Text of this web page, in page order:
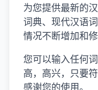
为您提供最新的
词典、现代汉语
情况不断增加和
您可以输入任何
高，高兴，只要
感谢您的使用。